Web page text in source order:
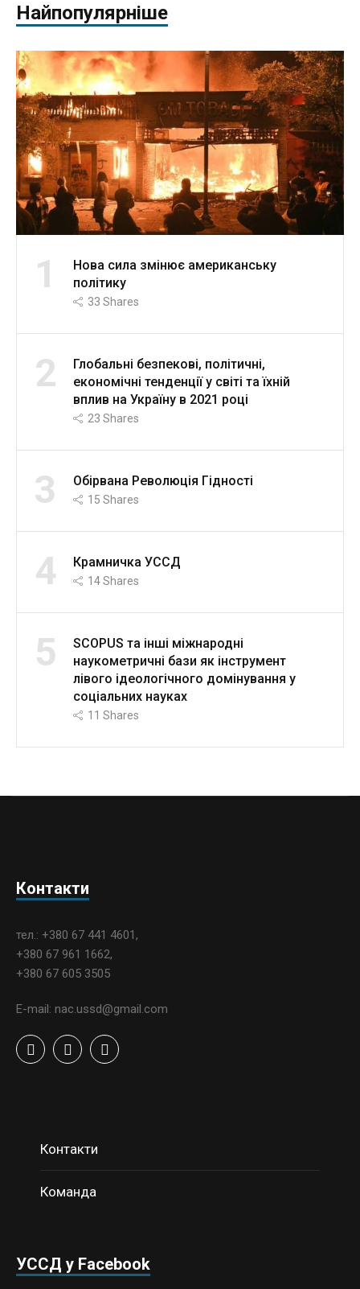
Найпопулярніше
1
Нова сила змінює американську
політику
33 Shares
2
Глобальні безпекові, політичні,
економічні тенденції у світі та їхній
вплив на Україну в 2021 році
23 Shares
3 Обірвана Революція Гідності
15 Shares
4 Крамничка УССД
14Shares
5
SCOPUS та інші міжнародні
наукометричні бази як інструмент
лівого ідеологічного домінування у
соціальних науках
11 Shares
Контакти
тел.: +380 67 441 4601,
+380 67 961 1662,
+380 67 605 3505
E-mail: nac.ussd@gmail.com
Контакти
Команда
УССД у Facebook